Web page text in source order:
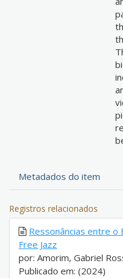
Metadados do item
Registros relacionados
Ressonâncias entre
Free Jazz
por: Amorim, Gabriel
Publicado em: (2024)